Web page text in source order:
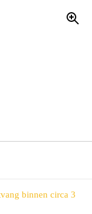
binnen circa 3